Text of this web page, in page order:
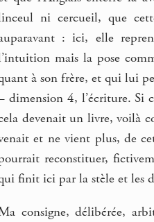
ni cercueil, que
: ici, elle
mais la pose
à son frère, et qui lui
dimension 4, l’écriture. Si
devenait un livre, voilà
et ne vient plus, de
reconstituer,
finit ici par la stèle et les
consigne, délibérée,